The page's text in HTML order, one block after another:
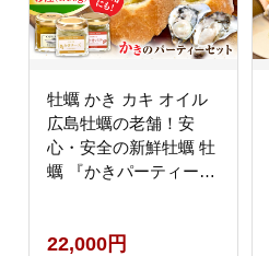
牡蠣 かき カキ オイル
広島牡蠣の老舗！安
心・安全の新鮮牡蠣 牡
蠣 『かきパーティーセ
イル漬け 各1個 計3個
22,000円